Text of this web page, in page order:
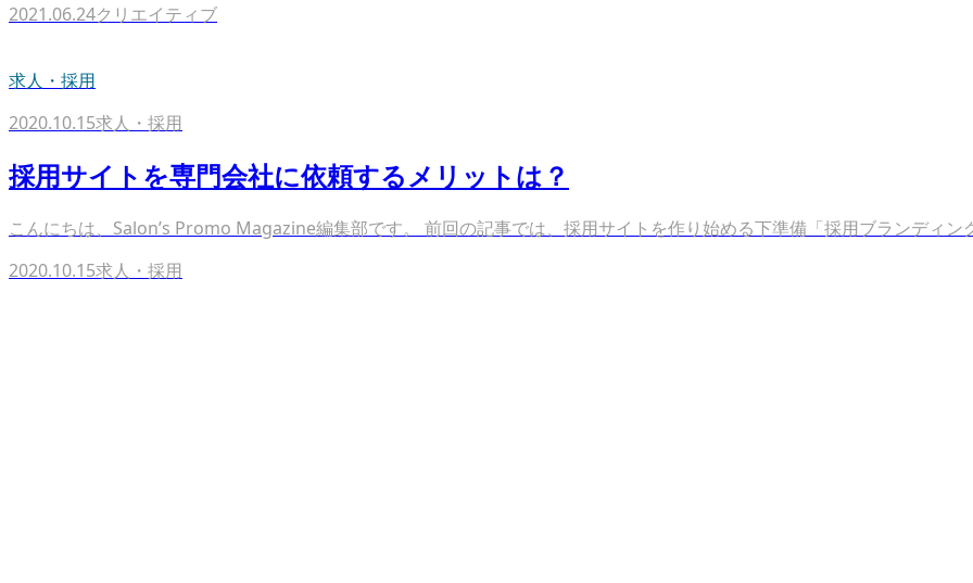
2021.06.24クリエイティブ
求人・採用
2020.10.15求人・採用
採用サイトを専門会社に依頼するメリットは？
こんにちは、Salon’s Promo Magazine編集部です。 前回の記事では、採用サイトを作り始める下準備「採用ブランディン
2020.10.15求人・採用